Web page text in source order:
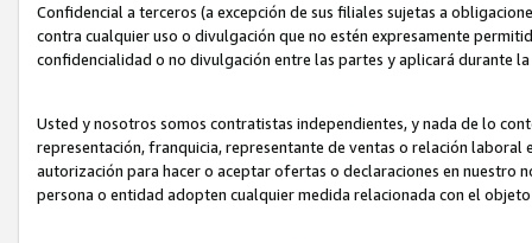
Confidencial a terceros (a excepción de sus filiales sujetas a
contra cualquier uso o divulgación que no estén expresamente
confidencialidad o no divulgación entre las partes y aplicará durante
Usted y nosotros somos contratistas independientes, y nada de lo
representación, franquicia, representante de ventas o relación
autorización para hacer o aceptar ofertas o declaraciones en nuestro
persona o entidad adopten cualquier medida relacionada con el